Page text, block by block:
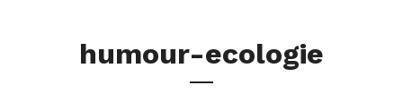
humour-ecologie